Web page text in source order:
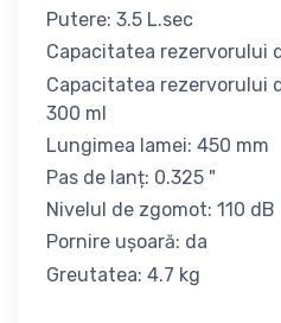
Putere: 3.5 L.sec
Capacitatea rezervorului
Capacitatea rezervorului
300 ml
Lungimea lamei: 450 mm
Pas de lanț: 0.325 "
Nivelul de zgomot: 110 dB
Pornire ușoară: da
Greutatea: 4.7 kg